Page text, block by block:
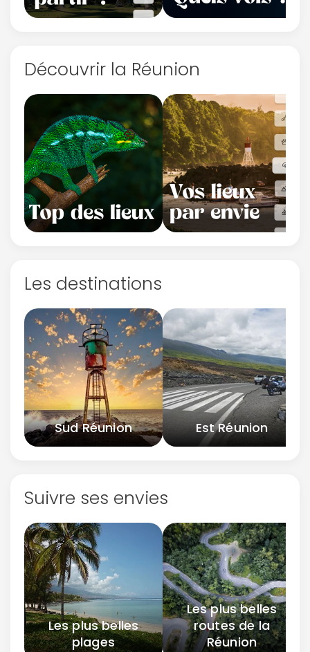
Découvrir la Réunion
Les destinations
Sud Réunion Est Réunion
Suivre ses envies
Les plus belles
plages
Les plus belles
routes de la
Réunion